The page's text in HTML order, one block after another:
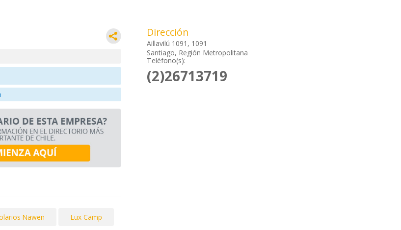
Nawen Lux Camp
Dirección
Aillavilú 1091, 1091
Santiago, Región Metropolitana
Teléfono(s):
(2)26713719